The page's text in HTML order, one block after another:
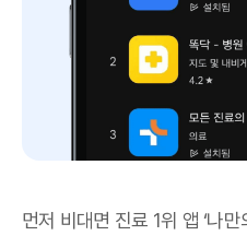
먼저 비대면 진료 1위 앱 ‘나